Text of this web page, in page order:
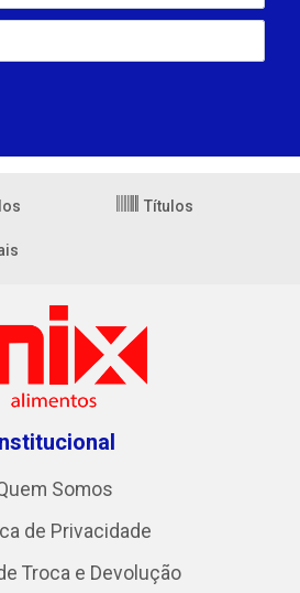
Títulos
Somos
de Privacidade
Troca e Devolução